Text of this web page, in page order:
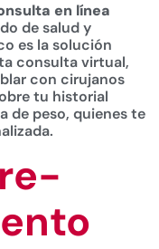
en línea
de salud y
es la solución
consulta virtual,
con cirujanos
tu historial
de peso, quienes te